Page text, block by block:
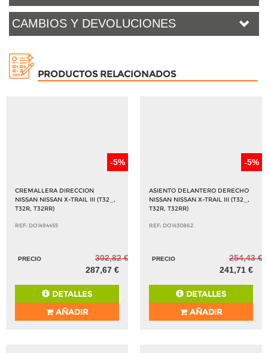
CAMBIOS Y DEVOLUCIONES
PRODUCTOS RELACIONADOS
-5%
CREMALLERA DIRECCION
NISSAN NISSAN X-TRAIL III (T32_,
T32R, T32RR)
REF: DO1494455
PRECIO
302,82 €
287,67 €
DETALLES
AÑADIR
-5%
ASIENTO DELANTERO DERECHO
NISSAN NISSAN X-TRAIL III (T32_,
T32R, T32RR)
REF: DO1430862
PRECIO
254,43 €
241,71 €
DETALLES
AÑADIR